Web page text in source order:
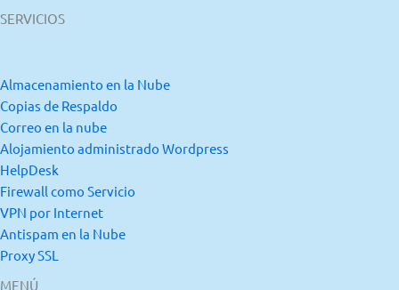
SERVICIOS
Almacenamiento en la Nube
Copias de Respaldo
Correo en la nube
Alojamiento administrado Wordpress
HelpDesk
Firewall como Servicio
VPN por Internet
Antispam en la Nube
Proxy SSL
MENÚ